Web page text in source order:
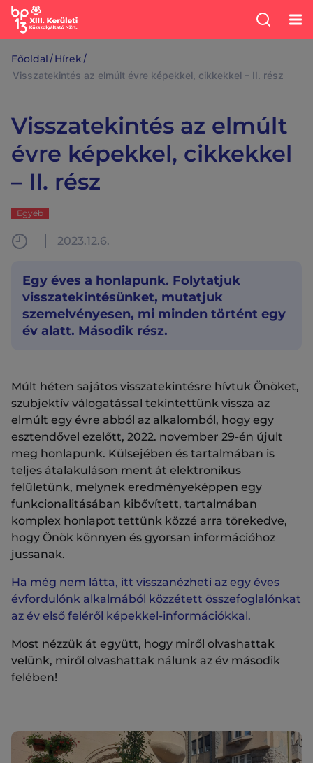
Főoldal /Hírek /
Visszatekintés az elmúlt évre képekkel, cikkekkel – II. rész
Visszatekintés az elmúlt
évre képekkel, cikkekkel
– II. rész
Egyéb
2023.12.6.
Egy éves a honlapunk. Folytatjuk
visszatekintésünket, mutatjuk
szemelvényesen, mi minden történt egy
év alatt. Második rész.
Múlt héten sajátos visszatekintésre hívtuk Önöket,
szubjektív válogatással tekintettünk vissza az
elmúlt egy évre abból az alkalomból, hogy egy
esztendővel ezelőtt, 2022. november 29-én újult
meg honlapunk. Külsejében és tartalmában is
teljes átalakuláson ment át elektronikus
felületünk, melynek eredményeképpen egy
funkcionalitásában kibővített, tartalmában
komplex honlapot tettünk közzé arra törekedve,
hogy Önök könnyen és gyorsan információhoz
jussanak.
Ha még nem látta, itt visszanézheti az egy éves
évfordulónk alkalmából közzétett összefoglalónkat
az év első feléről képekkel-információkkal.
Most nézzük át együtt, hogy miről olvashattak
velünk, miről olvashattak nálunk az év második
felében!